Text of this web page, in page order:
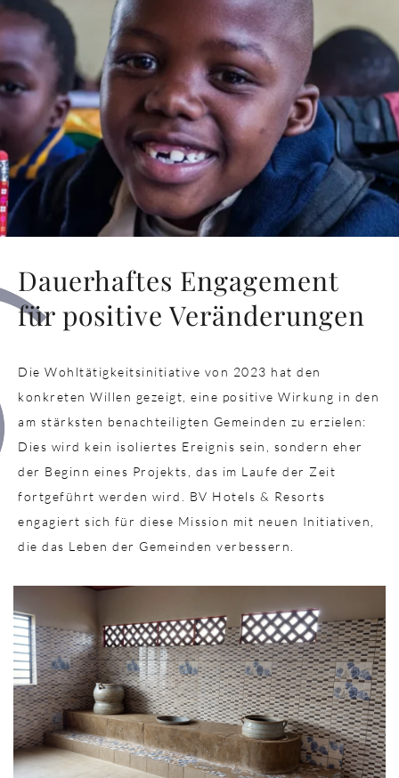
Dauerhaftes Engagement
für positive Veränderungen
Die Wohltätigkeitsinitiative von 2023 hat den
konkreten Willen gezeigt, eine positive Wirkung in den
am stärksten benachteiligten Gemeinden zu erzielen:
Dies wird kein isoliertes Ereignis sein, sondern eher
der Beginn eines Projekts, das im Laufe der Zeit
fortgeführt werden wird. BV Hotels & Resorts
engagiert sich für diese Mission mit neuen Initiativen,
die das Leben der Gemeinden verbessern.